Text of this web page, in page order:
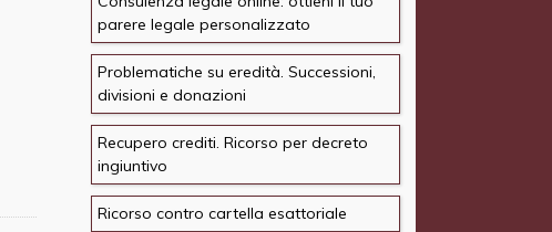
parere legale personalizzato
Problematiche su eredità. Successioni,
divisioni e donazioni
Recupero crediti. Ricorso per decreto
ingiuntivo
Ricorso contro cartella esattoriale